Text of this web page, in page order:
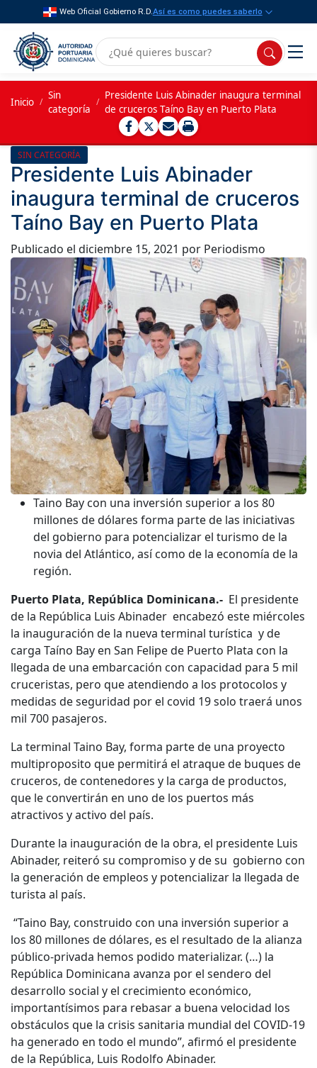
Web Oficial Gobierno R.D.Así es como puedes saberlo
Inicio /
Sin
categoría
/
Presidente Luis Abinader inaugura terminal
de cruceros Taíno Bay en Puerto Plata
SIN CATEGORÍA
Presidente Luis Abinader
inaugura terminal de cruceros
Taíno Bay en Puerto Plata
Publicado el diciembre 15, 2021 por Periodismo
Taino Bay con una inversión superior a los 80
millones de dólares forma parte de las iniciativas
del gobierno para potencializar el turismo de la
novia del Atlántico, así como de la economía de la
región.
Puerto Plata, República Dominicana.- El presidente
de la República Luis Abinader encabezó este miércoles
la inauguración de la nueva terminal turística y de
carga Taíno Bay en San Felipe de Puerto Plata con la
llegada de una embarcación con capacidad para 5 mil
cruceristas, pero que atendiendo a los protocolos y
medidas de seguridad por el covid 19 solo traerá unos
mil 700 pasajeros.
La terminal Taino Bay, forma parte de una proyecto
multiproposito que permitirá el atraque de buques de
cruceros, de contenedores y la carga de productos,
que le convertirán en uno de los puertos más
atractivos y activo del país.
Durante la inauguración de la obra, el presidente Luis
Abinader, reiteró su compromiso y de su gobierno con
la generación de empleos y potencializar la llegada de
turista al país.
“Taino Bay, construido con una inversión superior a
los 80 millones de dólares, es el resultado de la alianza
público-privada hemos podido materializar. (…) la
República Dominicana avanza por el sendero del
desarrollo social y el crecimiento económico,
importantísimos para rebasar a buena velocidad los
obstáculos que la crisis sanitaria mundial del COVID-19
ha generado en todo el mundo”, afirmó el presidente
de la República, Luis Rodolfo Abinader.